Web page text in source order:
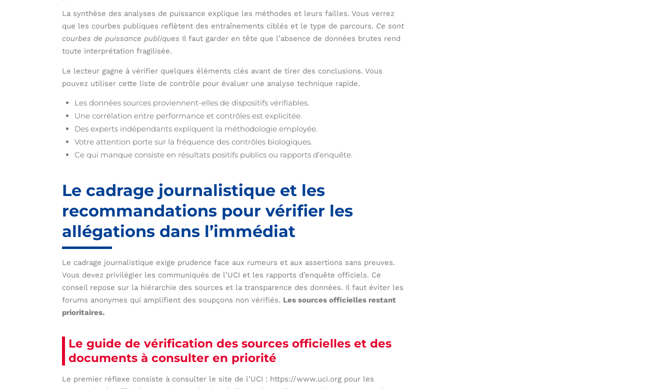
La synthèse des analyses de puissance explique les méthodes et leurs failles. Vous verrez
que les courbes publiques reflètent des entraînements ciblés et le type de parcours. Ce sont
courbes de puissance publiques Il faut garder en tête que l’absence de données brutes rend
toute interprétation fragilisée.
Le lecteur gagne à vérifier quelques éléments clés avant de tirer des conclusions. Vous
pouvez utiliser cette liste de contrôle pour évaluer une analyse technique rapide.
Les données sources proviennent-elles de dispositifs vérifiables.
Une corrélation entre performance et contrôles est explicitée.
Des experts indépendants expliquent la méthodologie employée.
Votre attention porte sur la fréquence des contrôles biologiques.
Ce qui manque consiste en résultats positifs publics ou rapports d’enquête.
Le cadrage journalistique et les
recommandations pour vérifier les
allégations dans l’immédiat
Le cadrage journalistique exige prudence face aux rumeurs et aux assertions sans preuves.
Vous devez privilégier les communiqués de l’UCI et les rapports d’enquête officiels. Ce
conseil repose sur la hiérarchie des sources et la transparence des données. Il faut éviter les
forums anonymes qui amplifient des soupçons non vérifiés. Les sources officielles restant
prioritaires.
Le guide de vérification des sources officielles et des
documents à consulter en priorité
Le premier réflexe consiste à consulter le site de l’UCI : https://www.uci.org pour les